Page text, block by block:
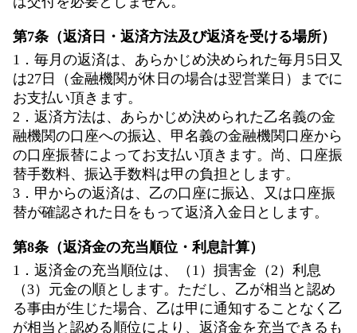
第7条（返済日・返済方法及び返済を受ける場所）
1．毎月の返済は、あらかじめ決められた毎月5日又
は27日（金融機関が休日の場合は翌営業日）までに
お支払い頂きます。
2．返済方法は、あらかじめ決められた乙名義の金
融機関の口座への振込、甲名義の金融機関口座から
の口座振替によってお支払い頂きます。尚、口座振
替手数料、振込手数料は甲の負担とします。
3．甲からの返済は、乙の口座に振込、又は口座振
替が確認された日をもって返済入金日とします。
第8条（返済金の充当順位・利息計算）
1．返済金の充当順位は、（1）損害金（2）利息
（3）元金の順とします。ただし、乙が相当と認め
る事由が生じた場合、乙は甲に通知することなく乙
が相当と認める順位により、返済金を充当できるも